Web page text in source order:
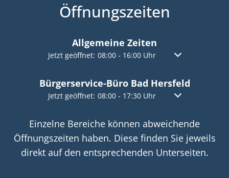
Öffnungszeiten
Allgemeine Zeiten
Klicken, um weitere Öffnungs- oder Schließzeiten
Jetzt geöffnet: 08:00- 16:00Uhr Von 08:00 bis
Bürgerservice-Büro Bad Hersfeld
Klicken, um weitere Öffnungs- oder Schließzeiten
Jetzt geöffnet: 08:00- 17:30Uhr Von 08:00 bis
Einzelne Bereiche können abweichende
Öffnungszeiten haben. Diese finden Sie jeweils
direkt auf den entsprechenden Unterseiten.